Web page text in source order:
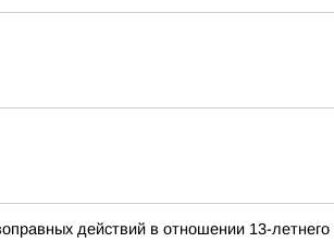
действий в отношении 13-